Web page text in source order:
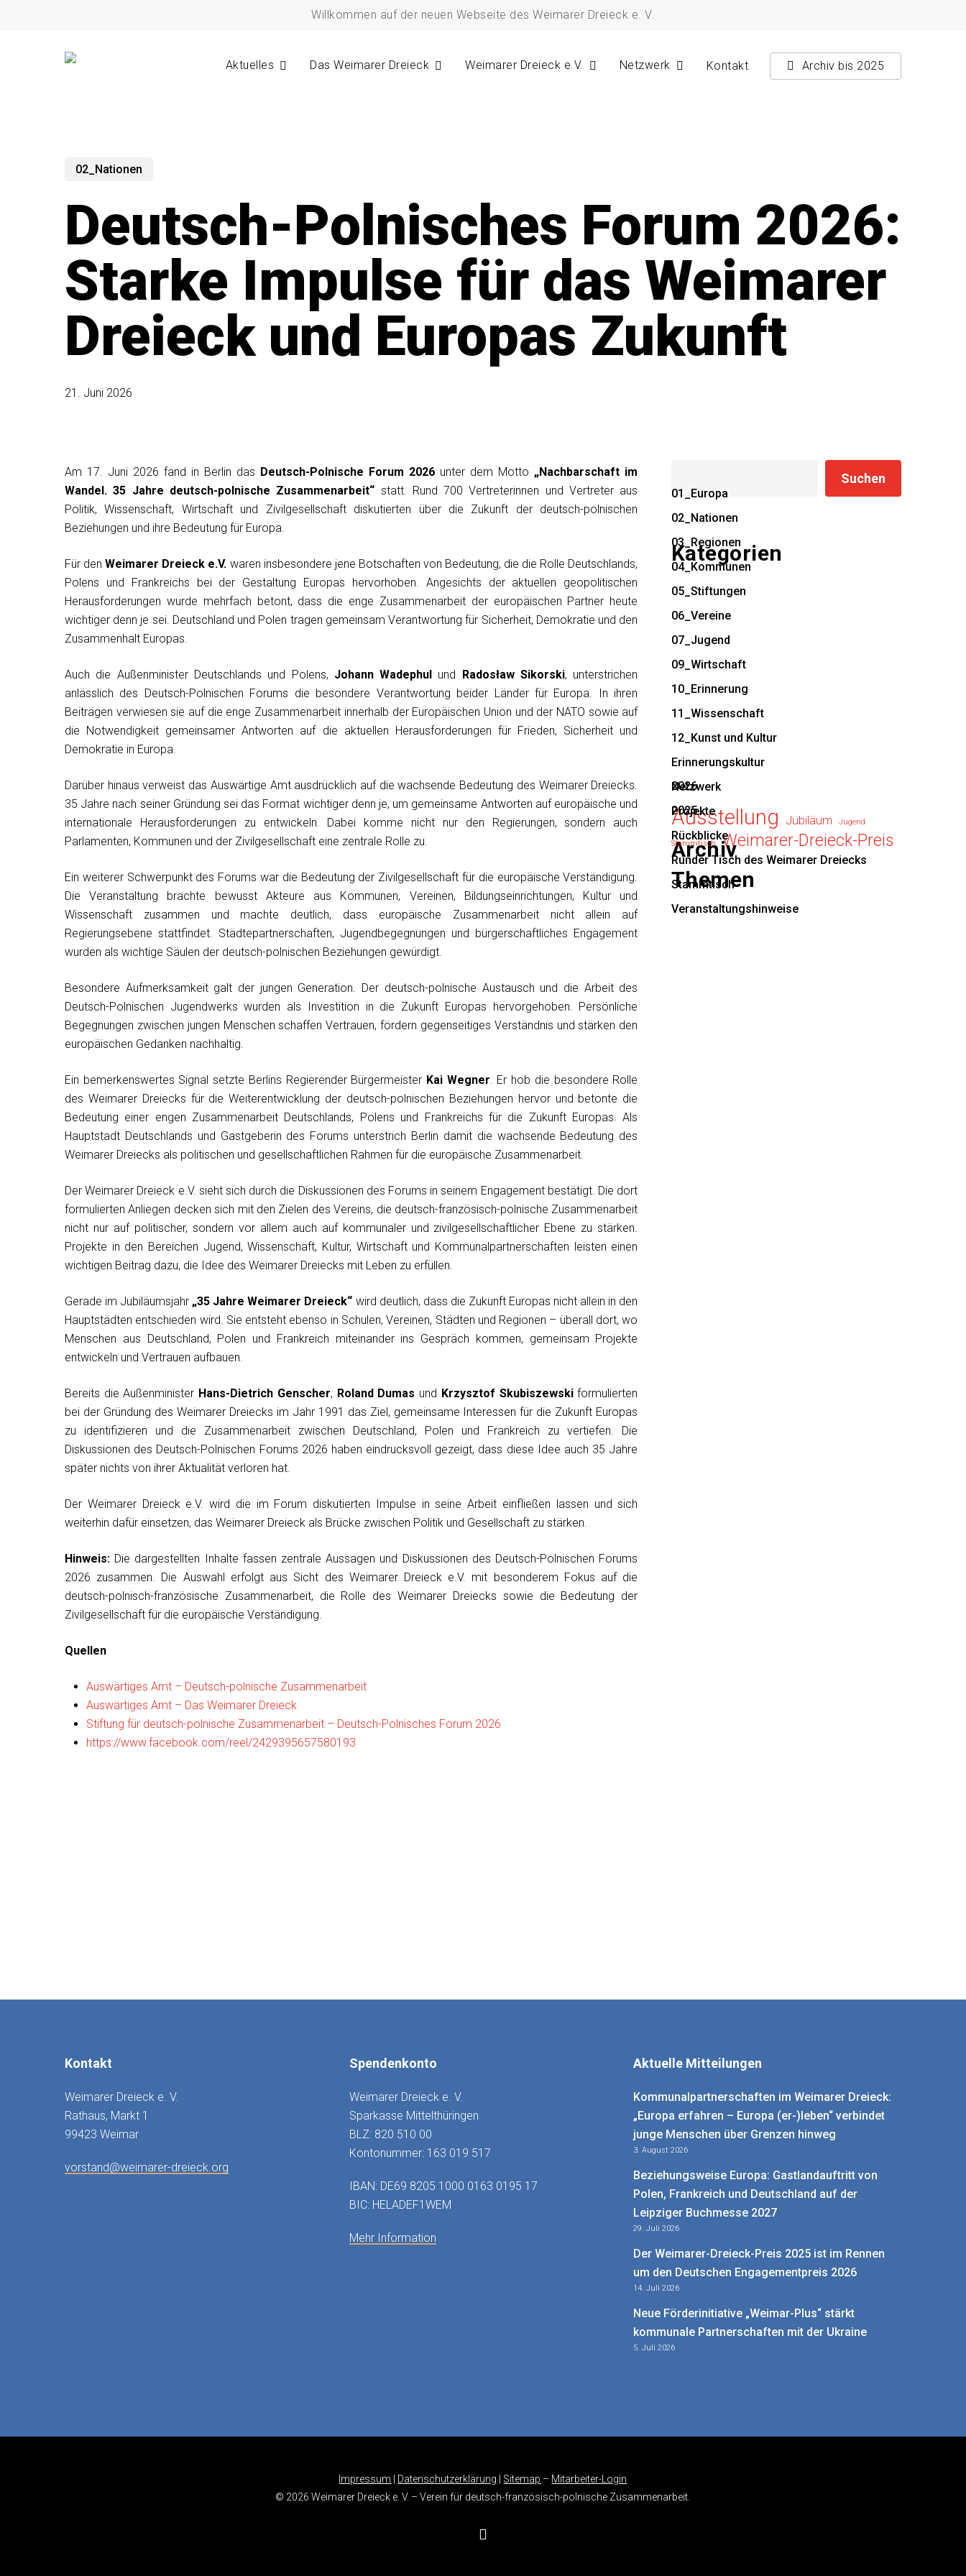
Willkommen auf der neuen Webseite des Weimarer Dreieck e. V.
Aktuelles Das Weimarer Dreieck Weimarer Dreieck e.V. Netzwerk Kontakt Archiv bis 2025
02_Nationen
Deutsch-Polnisches Forum 2026:
Starke Impulse für das Weimarer
Dreieck und Europas Zukunft
21. Juni 2026
Am 17. Juni 2026 fand in Berlin das Deutsch-Polnische Forum 2026 unter dem Motto „Nachbarschaft im
Wandel. 35 Jahre deutsch-polnische Zusammenarbeit“ statt. Rund 700 Vertreterinnen und Vertreter aus
Politik, Wissenschaft, Wirtschaft und Zivilgesellschaft diskutierten über die Zukunft der deutsch-polnischen
Beziehungen und ihre Bedeutung für Europa.
Für denWeimarer Dreieck e.V. waren insbesondere jene Botschaften von Bedeutung, die die Rolle Deutschlands,
Polens und Frankreichs bei der Gestaltung Europas hervorhoben. Angesichts der aktuellen geopolitischen
Herausforderungen wurde mehrfach betont, dass die enge Zusammenarbeit der europäischen Partner heute
wichtiger denn je sei. Deutschland und Polen tragen gemeinsam Verantwortung für Sicherheit, Demokratie und den
Zusammenhalt Europas.
Auch die Außenminister Deutschlands und Polens, Johann Wadephul und Radosław Sikorski, unterstrichen
anlässlich des Deutsch-Polnischen Forums die besondere Verantwortung beider Länder für Europa. In ihren
Beiträgen verwiesen sie auf die enge Zusammenarbeit innerhalb der Europäischen Union und der NATO sowie auf
die Notwendigkeit gemeinsamer Antworten auf die aktuellen Herausforderungen für Frieden, Sicherheit und
Demokratie in Europa.
Darüber hinaus verweist das Auswärtige Amt ausdrücklich auf die wachsende Bedeutung des Weimarer Dreiecks.
35 Jahre nach seiner Gründung sei das Format wichtiger denn je, um gemeinsame Antworten auf europäische und
internationale Herausforderungen zu entwickeln. Dabei komme nicht nur den Regierungen, sondern auch
Parlamenten, Kommunen und der Zivilgesellschaft eine zentrale Rolle zu.
Ein weiterer Schwerpunkt des Forums war die Bedeutung der Zivilgesellschaft für die europäische Verständigung.
Die Veranstaltung brachte bewusst Akteure aus Kommunen, Vereinen, Bildungseinrichtungen, Kultur und
Wissenschaft zusammen und machte deutlich, dass europäische Zusammenarbeit nicht allein auf
Regierungsebene stattfindet. Städtepartnerschaften, Jugendbegegnungen und bürgerschaftliches Engagement
wurden als wichtige Säulen der deutsch-polnischen Beziehungen gewürdigt.
Besondere Aufmerksamkeit galt der jungen Generation. Der deutsch-polnische Austausch und die Arbeit des
Deutsch-Polnischen Jugendwerks wurden als Investition in die Zukunft Europas hervorgehoben. Persönliche
Begegnungen zwischen jungen Menschen schaffen Vertrauen, fördern gegenseitiges Verständnis und stärken den
europäischen Gedanken nachhaltig.
Ein bemerkenswertes Signal setzte Berlins Regierender Bürgermeister Kai Wegner. Er hob die besondere Rolle
des Weimarer Dreiecks für die Weiterentwicklung der deutsch-polnischen Beziehungen hervor und betonte die
Bedeutung einer engen Zusammenarbeit Deutschlands, Polens und Frankreichs für die Zukunft Europas. Als
Hauptstadt Deutschlands und Gastgeberin des Forums unterstrich Berlin damit die wachsende Bedeutung des
Weimarer Dreiecks als politischen und gesellschaftlichen Rahmen für die europäische Zusammenarbeit.
Der Weimarer Dreieck e.V. sieht sich durch die Diskussionen des Forums in seinem Engagement bestätigt. Die dort
formulierten Anliegen decken sich mit den Zielen des Vereins, die deutsch-französisch-polnische Zusammenarbeit
nicht nur auf politischer, sondern vor allem auch auf kommunaler und zivilgesellschaftlicher Ebene zu stärken.
Projekte in den Bereichen Jugend, Wissenschaft, Kultur, Wirtschaft und Kommunalpartnerschaften leisten einen
wichtigen Beitrag dazu, die Idee des Weimarer Dreiecks mit Leben zu erfüllen.
Gerade im Jubiläumsjahr „35 Jahre Weimarer Dreieck“ wird deutlich, dass die Zukunft Europas nicht allein in den
Hauptstädten entschieden wird. Sie entsteht ebenso in Schulen, Vereinen, Städten und Regionen – überall dort, wo
Menschen aus Deutschland, Polen und Frankreich miteinander ins Gespräch kommen, gemeinsam Projekte
entwickeln und Vertrauen aufbauen.
Bereits die Außenminister Hans-Dietrich Genscher, Roland Dumas und Krzysztof Skubiszewskiformulierten
bei der Gründung des Weimarer Dreiecks im Jahr 1991 das Ziel, gemeinsame Interessen für die Zukunft Europas
zu identifizieren und die Zusammenarbeit zwischen Deutschland, Polen und Frankreich zu vertiefen. Die
Diskussionen des Deutsch-Polnischen Forums 2026 haben eindrucksvoll gezeigt, dass diese Idee auch 35 Jahre
später nichts von ihrer Aktualität verloren hat.
Der Weimarer Dreieck e.V. wird die im Forum diskutierten Impulse in seine Arbeit einfließen lassen und sich
weiterhin dafür einsetzen, das Weimarer Dreieck als Brücke zwischen Politik und Gesellschaft zu stärken.
Hinweis: Die dargestellten Inhalte fassen zentrale Aussagen und Diskussionen des Deutsch-Polnischen Forums
2026 zusammen. Die Auswahl erfolgt aus Sicht des Weimarer Dreieck e.V. mit besonderem Fokus auf die
deutsch-polnisch-französische Zusammenarbeit, die Rolle des Weimarer Dreiecks sowie die Bedeutung der
Zivilgesellschaft für die europäische Verständigung.
Quellen
Auswärtiges Amt – Deutsch-polnische Zusammenarbeit
Auswärtiges Amt – Das Weimarer Dreieck
Stiftung für deutsch-polnische Zusammenarbeit – Deutsch-Polnisches Forum 2026
https://www.facebook.com/reel/2429395657580193
Suchen
Kategorien
01_Europa
02_Nationen
03_Regionen
04_Kommunen
05_Stiftungen
06_Vereine
07_Jugend
09_Wirtschaft
10_Erinnerung
11_Wissenschaft
12_Kunst und Kultur
Erinnerungskultur
Netzwerk
Projekte
Rückblicke
Runder Tisch des Weimarer Dreiecks
Stammtisch
Veranstaltungshinweise
Archiv
2026
2025
Themen
Ausstellung Jubiläum Jugend
Stammtisch Weimarer-Dreieck-Preis
Kontakt
Weimarer Dreieck e. V.
Rathaus, Markt 1
99423 Weimar
vorstand@weimarer-dreieck.org
Spendenkonto
Weimarer Dreieck e. V.
Sparkasse Mittelthüringen
BLZ: 820 510 00
Kontonummer: 163 019 517
IBAN: DE69 8205 1000 0163 0195 17
BIC: HELADEF1WEM
Mehr Information
Aktuelle Mitteilungen
Kommunalpartnerschaften im Weimarer Dreieck:
„Europa erfahren – Europa (er-)leben“ verbindet
junge Menschen über Grenzen hinweg
3. August 2026
Beziehungsweise Europa: Gastlandauftritt von
Polen, Frankreich und Deutschland auf der
Leipziger Buchmesse 2027
29. Juli 2026
Der Weimarer-Dreieck-Preis 2025 ist im Rennen
um den Deutschen Engagementpreis 2026
14. Juli 2026
Neue Förderinitiative „Weimar-Plus“ stärkt
kommunale Partnerschaften mit der Ukraine
5. Juli 2026
Impressum Datenschutzerklärung Sitemap – Mitarbeiter-Login
© 2026 Weimarer Dreieck e. V. – Verein für deutsch-französisch-polnische Zusammenarbeit.
instagram